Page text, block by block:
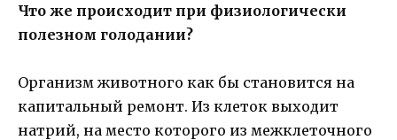
Что же происходит при физиологически
полезном голодании?
Организм животного как бы становится на
капитальный ремонт. Из клеток выходит
натрий, на место которого из межклеточного